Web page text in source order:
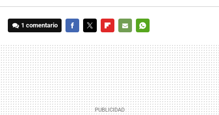
1 comentario
MAIL